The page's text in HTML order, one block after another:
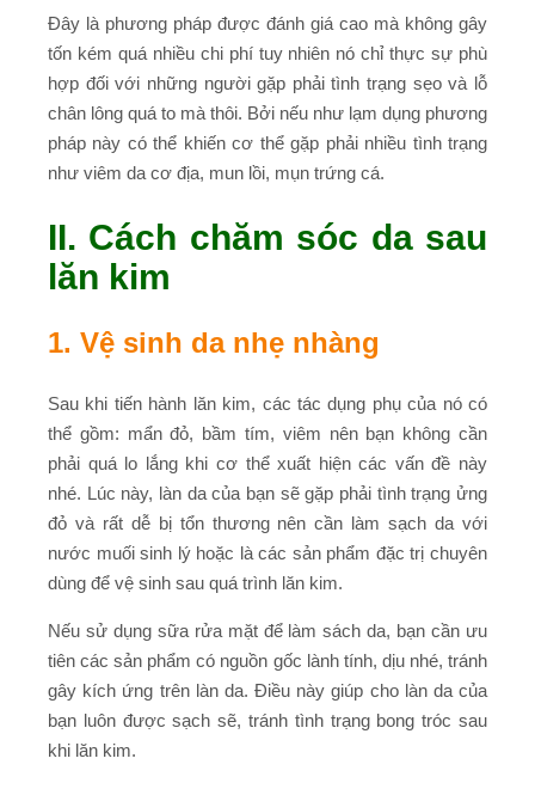
Đây là phương pháp được đánh giá cao mà không gây
tốn kém quá nhiều chi phí tuy nhiên nó chỉ thực sự phù
hợp đối với những người gặp phải tình trạng sẹo và lỗ
chân lông quá to mà thôi. Bởi nếu như lạm dụng phương
pháp này có thể khiến cơ thể gặp phải nhiều tình trạng
như viêm da cơ địa, mun lồi, mụn trứng cá.
II. Cách chăm sóc da sau
lăn kim
1. Vệ sinh da nhẹ nhàng
Sau khi tiến hành lăn kim, các tác dụng phụ của nó có
thể gồm: mẩn đỏ, bầm tím, viêm nên bạn không cần
phải quá lo lắng khi cơ thể xuất hiện các vấn đề này
nhé. Lúc này, làn da của bạn sẽ gặp phải tình trạng ửng
đỏ và rất dễ bị tổn thương nên cần làm sạch da với
nước muối sinh lý hoặc là các sản phẩm đặc trị chuyên
dùng để vệ sinh sau quá trình lăn kim.
Nếu sử dụng sữa rửa mặt để làm sách da, bạn cần ưu
tiên các sản phẩm có nguồn gốc lành tính, dịu nhé, tránh
gây kích ứng trên làn da. Điều này giúp cho làn da của
bạn luôn được sạch sẽ, tránh tình trạng bong tróc sau
khi lăn kim.